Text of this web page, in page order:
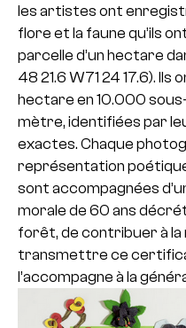
les artistes ont
flore et la faune qu’ils
parcelle d’un hectare
48 21.6 W71 24 17.6).
hectare en 10.000
mètre, identifiées par
exactes. Chaque
représentation
sont accompagnées
morale de 60 ans
forêt, de contribuer à
transmettre ce
l’accompagne à la